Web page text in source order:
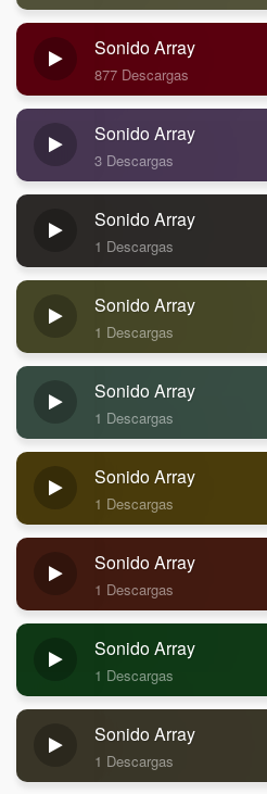
Sonido Array
877 Descargas
Sonido Array
3 Descargas
Sonido Array
1 Descargas
Sonido Array
1 Descargas
Sonido Array
1 Descargas
Sonido Array
1 Descargas
Sonido Array
1 Descargas
Sonido Array
1 Descargas
Sonido Array
1 Descargas